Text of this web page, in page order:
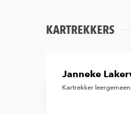
KARTREKKERS
Janneke
Kartrekker